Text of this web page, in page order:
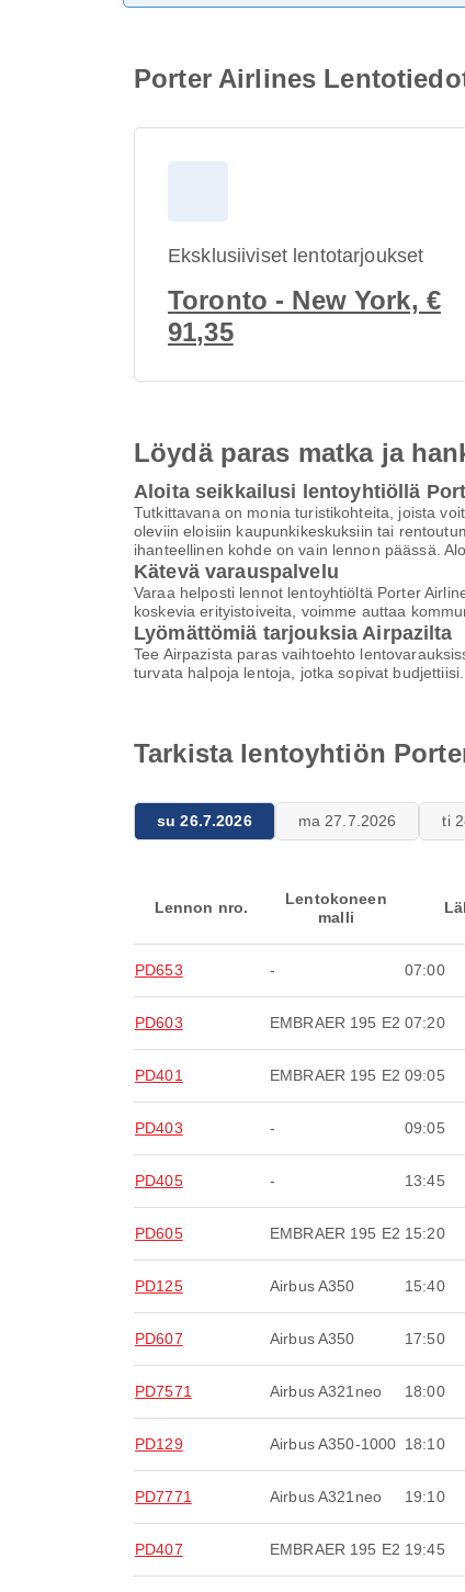
Porter Airlines
Eksklusiiviset lentotarjoukset
Toronto - New York, €
91,35
Löydä paras matka ja
Aloita seikkailusi lentoyhtiöllä
Tutkittavana on monia turistikohteita, joista
oleviin eloisiin kaupunkikeskuksiin tai
ihanteellinen kohde on vain lennon päässä.
Kätevä varauspalvelu
Varaa helposti lennot lentoyhtiöltä Porter
koskevia erityistoiveita, voimme auttaa
Lyömättömiä tarjouksia Airpazilta
Tee Airpazista paras vaihtoehto
turvata halpoja lentoja, jotka sopivat
Tarkista lentoyhtiön
su 26.7.2026 ma 27.7.2026 ti
Lennon nro.
Lentokoneen
malli
PD653 - 07:00
PD603 EMBRAER 195 E2 07:20
PD401 EMBRAER 195 E2 09:05
PD403 - 09:05
PD405 - 13:45
PD605 EMBRAER 195 E2 15:20
PD125 Airbus A350 15:40
PD607 Airbus A350 17:50
PD7571 Airbus A321neo 18:00
PD129 Airbus A350-1000 18:10
PD7771 Airbus A321neo 19:10
PD407 EMBRAER 195 E2 19:45